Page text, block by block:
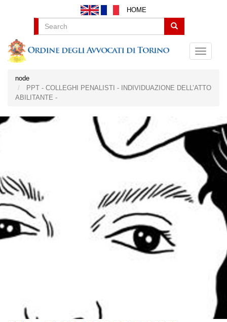
HOME
Search
node
PPT - COLLEGHI PENALISTI - INDIVIDUAZIONE DELL’ATTO
ABILITANTE -